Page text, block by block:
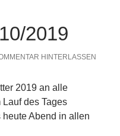
2019
HINTERLASSEN
2019 an alle
des Tages
Abend in allen